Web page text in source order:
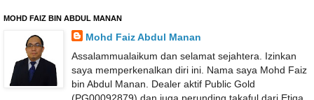
MOHD FAIZ BIN ABDUL MANAN
Mohd Faiz Abdul Manan
Assalammualaikum dan selamat sejahtera. Izinkan
saya memperkenalkan diri ini. Nama saya Mohd Faiz
bin Abdul Manan. Dealer aktif Public Gold